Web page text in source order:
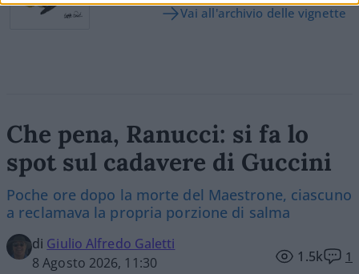
Vai all'archivio delle vignette
Che pena, Ranucci: si fa lo
spot sul cadavere di Guccini
Poche ore dopo la morte del Maestrone, ciascuno
a reclamava la propria porzione di salma
di Giulio Alfredo Galetti
8 Agosto 2026, 11:30
1.5k 1